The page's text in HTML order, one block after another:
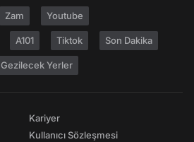
Zam Youtube
A101 Tiktok Son Dakika
Gezilecek Yerler
Kariyer
Kullanıcı Sözleşmesi